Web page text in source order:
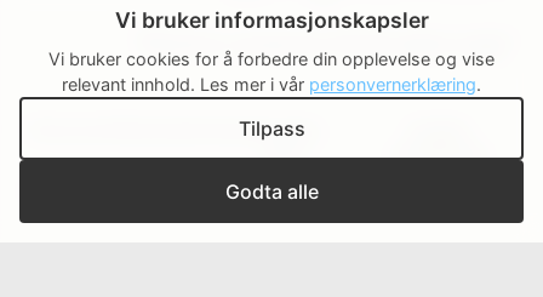
Ekstra smarte forbrukervalg
BrukerbetingelserCookie-
policy
innstillinger
Vi bruker informasjonskapsler
Vi bruker cookies for å forbedre din opplevelse og vise
relevant innhold. Les mer i vår personvernerklæring.
Godta alle
Tilpass